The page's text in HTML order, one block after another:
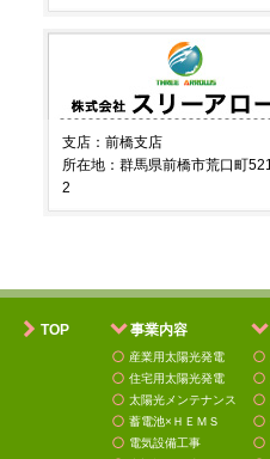
支店：前橋支店
所在地：群馬県前橋市荒口町
2
TOP 事業内容
産業用太陽光発電
住宅用太陽光発電
太陽光メンテナンス
蓄電池×ＨＥＭＳ
電気設備工事